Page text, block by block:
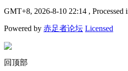
GMT+8, 2026-8-10 22:14 , Processed
Powered by 赤足者论坛 Licensed
回顶部